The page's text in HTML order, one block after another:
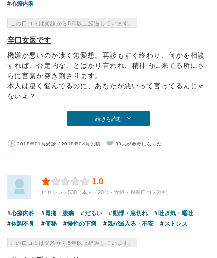
心療内科
この口コミは受診から5年以上経過しています。
辛口女医です
機嫌が悪いのか凄く無愛想。再診もすぐ終わり、何かを相談
すれば、否定的なことばかり言われ、精神的に来てる所にさ
らに言葉が突き刺さります。
本人は凄く悩んでるのに、あなたが悪いって言ってるんじゃ
ないよ？...
続きを読む
2018年01月受診 / 2018年04月投稿 33人が参考になった
1.0
ヒヤシンス530（本人・20代・女性・掲載口コミ2件）
心療内科 胃痛・腹痛 だるい 動悸・息切れ
吐き気・嘔吐
体調不良
便秘 慢性の下痢 気が滅入る・不安 ストレス
この口コミは受診から5年以上経過しています。